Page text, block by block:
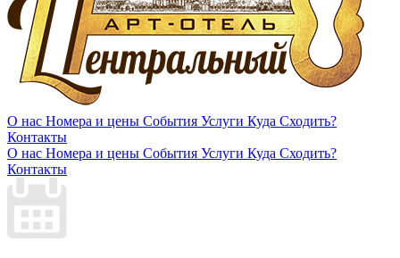
О нас Номера и цены События Услуги Куда Сходить?
Контакты
О нас Номера и цены События Услуги Куда Сходить?
Контакты